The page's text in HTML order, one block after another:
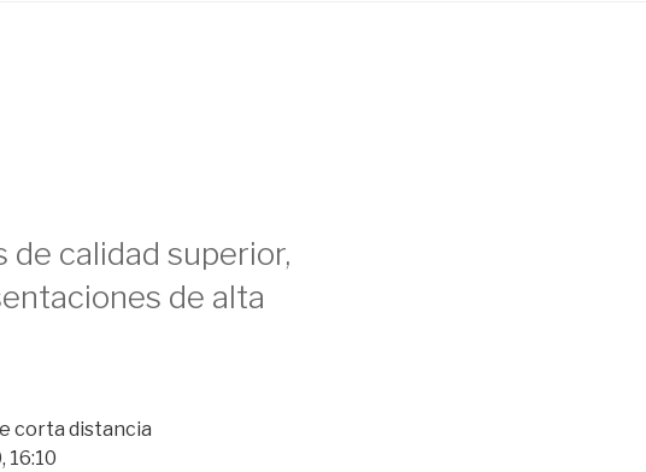
calidad superior,
de alta
corta distancia
16:10